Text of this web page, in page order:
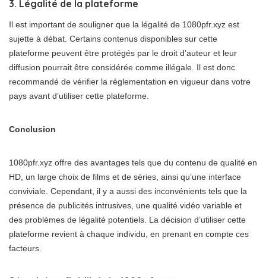
3. Légalité de la plateforme
Il est important de souligner que la légalité de 1080pfr.xyz est
sujette à débat. Certains contenus disponibles sur cette
plateforme peuvent être protégés par le droit d’auteur et leur
diffusion pourrait être considérée comme illégale. Il est donc
recommandé de vérifier la réglementation en vigueur dans votre
pays avant d’utiliser cette plateforme.
Conclusion
1080pfr.xyz offre des avantages tels que du contenu de qualité en
HD, un large choix de films et de séries, ainsi qu’une interface
conviviale. Cependant, il y a aussi des inconvénients tels que la
présence de publicités intrusives, une qualité vidéo variable et
des problèmes de légalité potentiels. La décision d’utiliser cette
plateforme revient à chaque individu, en prenant en compte ces
facteurs.